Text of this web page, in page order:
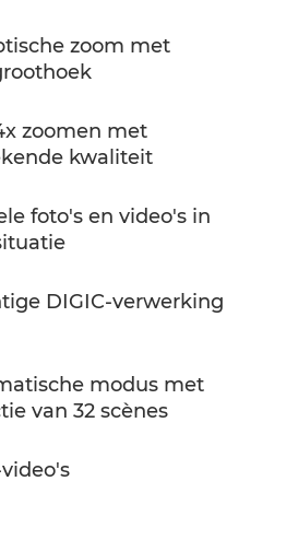
zoom met
zoomen met
kwaliteit
foto's en video's in
DIGIC-verwerking
modus met
van 32 scènes